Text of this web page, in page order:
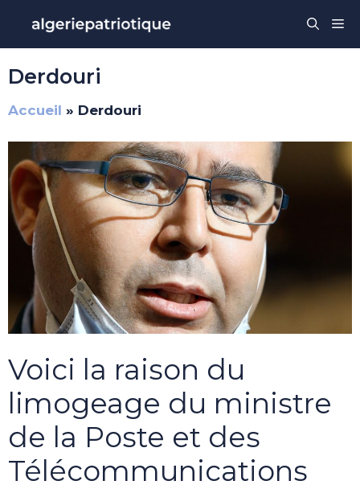
contenu
Derdouri
Accueil » Derdouri
Voici la raison du
limogeage du ministre
de la Poste et des
Télécommunications